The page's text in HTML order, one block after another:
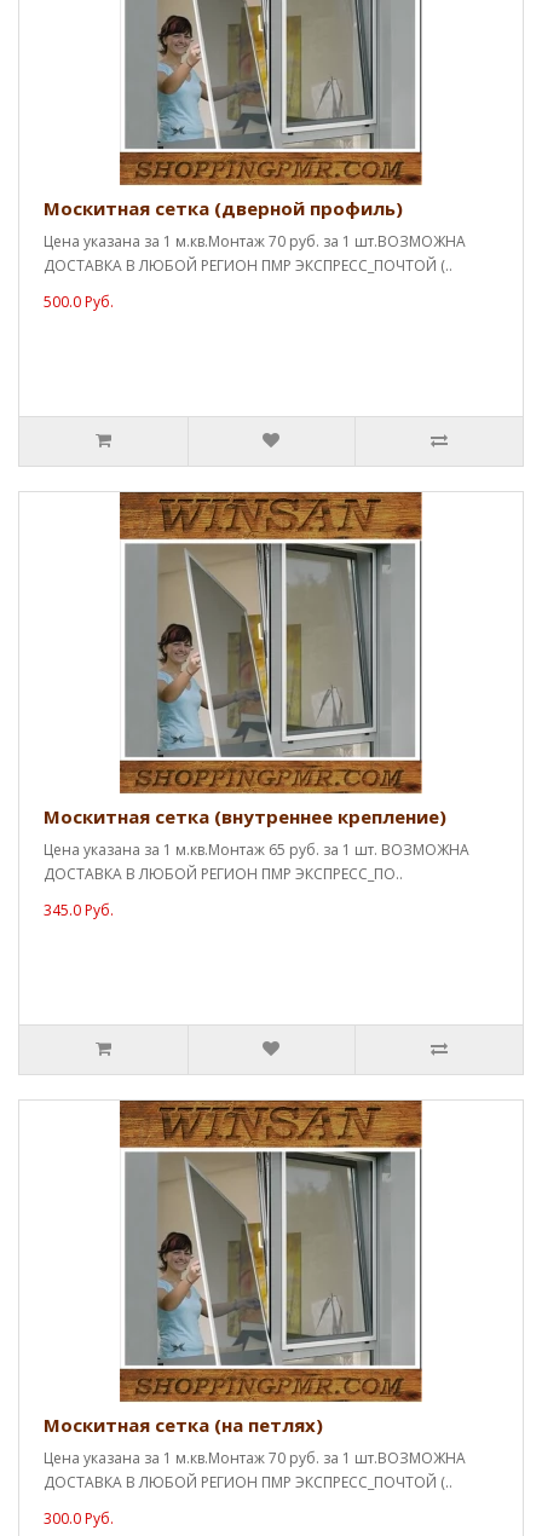
Москитная сетка (дверной профиль)
Цена указана за 1 м.кв.Монтаж 70 руб. за 1 шт.ВОЗМОЖНА
ДОСТАВКА В ЛЮБОЙ РЕГИОН ПМР ЭКСПРЕСС_ПОЧТОЙ (..
500.0 Руб.
Москитная сетка (внутреннее крепление)
Цена указана за 1 м.кв.Монтаж 65 руб. за 1 шт. ВОЗМОЖНА
ДОСТАВКА В ЛЮБОЙ РЕГИОН ПМР ЭКСПРЕСС_ПО..
345.0 Руб.
Москитная сетка (на петлях)
Цена указана за 1 м.кв.Монтаж 70 руб. за 1 шт.ВОЗМОЖНА
ДОСТАВКА В ЛЮБОЙ РЕГИОН ПМР ЭКСПРЕСС_ПОЧТОЙ (..
300.0 Руб.